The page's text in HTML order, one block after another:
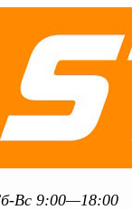
Вс 9:00—18:00